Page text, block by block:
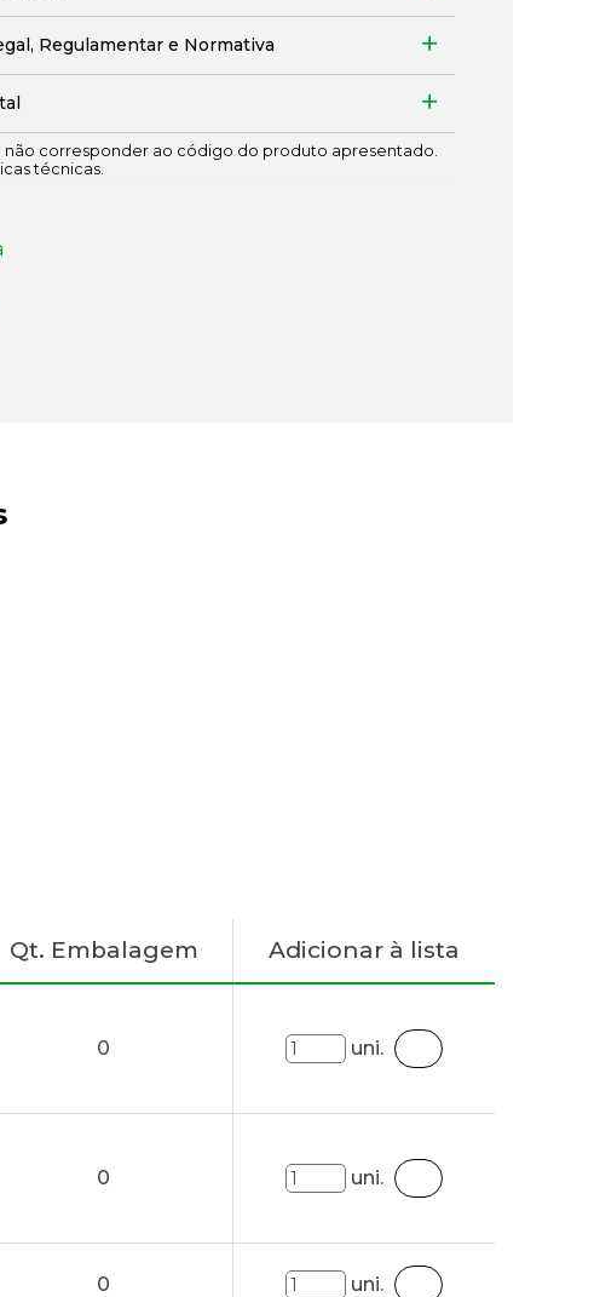
Regulamentar e Normativa
não corresponder ao código do produto apresentado.
técnicas.
Qt. Embalagem Adicionar à lista
0 uni.
0 uni.
0 uni.